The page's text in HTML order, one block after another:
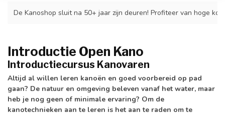
De Kanoshop sluit na 50+ jaar zijn deuren! Profiteer van hoge
Introductie Open Kano
Introductiecursus Kanovaren
Altijd al willen leren kanoën en goed voorbereid op pad
gaan? De natuur en omgeving beleven vanaf het water, maar
heb je nog geen of minimale ervaring? Om de
kanotechnieken aan te leren is het aan te raden om te